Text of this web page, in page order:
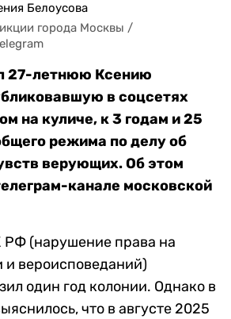
Белоусова
города Москвы /
27-летнюю Ксению
в соцсетях
на куличе, к 3 годам и 25
режима по делу об
верующих. Об этом
канале московской
РФ (нарушение права на
и вероисповеданий)
один год колонии. Однако в
что в августе 2025